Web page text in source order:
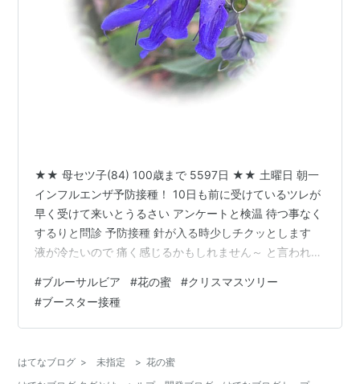
★★ 母セツ子(84) 100歳まで 5597日 ★★ 土曜日 朝一
インフルエンザ予防接種！ 10日も前に受けているツレが
早く受けて来いとうるさい アンケートと検温 待つ事なく
するりと問診 予防接種 針が入る時少しチクッとします
液が冷たいので 痛く感じるかもしれません～ と言われて
(84)が 予防接種時に 大きな声を上げていたのを思い出し
た www.sakaigoyuko.com 3600円！エリアによって違
う予防接種代 病院を出て9:30A.M. 人気ないマンション
週誕生日を迎えた…
#ブルーサルビア #花の蜜 #クリスマスツリー
#ブースター接種
はてなブログ > 未指定 > 花の蜜